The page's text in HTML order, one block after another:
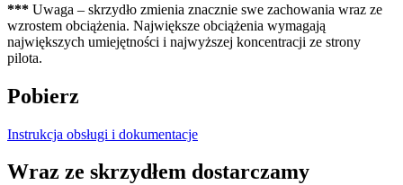
*** Uwaga – skrzydło zmienia znacznie swe zachowania wraz ze
wzrostem obciążenia. Największe obciążenia wymagają
największych umiejętności i najwyższej koncentracji ze strony
pilota.
Pobierz
Instrukcja obsługi i dokumentacje
Wraz ze skrzydłem dostarczamy